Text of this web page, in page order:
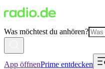
Was möchtest du anhören?
App öffnenPrime entdecken